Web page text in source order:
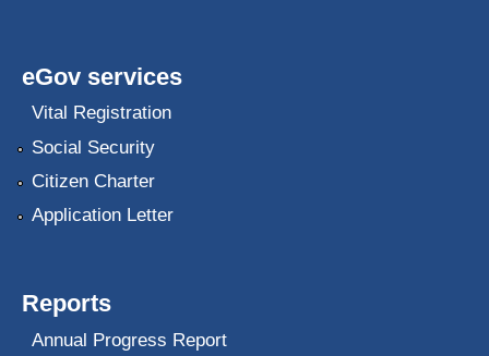
eGov services
Vital Registration
Social Security
Citizen Charter
Application Letter
Reports
Annual Progress Report